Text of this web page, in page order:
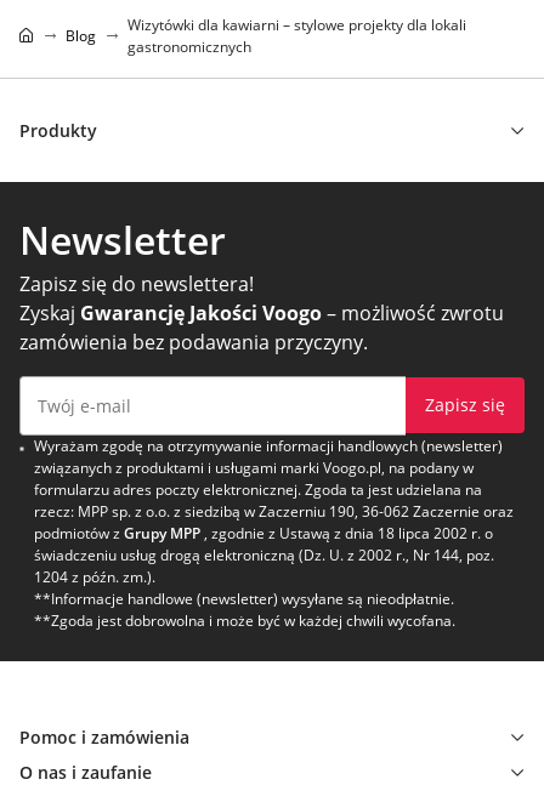
Blog
Wizytówki dla kawiarni – stylowe projekty dla lokali
gastronomicznych
Produkty
Newsletter
Zapisz się do newslettera!
Zyskaj Gwarancję Jakości Voogo– możliwość zwrotu
zamówienia bez podawania przyczyny.
Zapisz się
Wyrażam zgodę na otrzymywanie informacji handlowych (newsletter)
związanych z produktami i usługami marki Voogo.pl, na podany w
formularzu adres poczty elektronicznej. Zgoda ta jest udzielana na
rzecz: MPP sp. z o.o. z siedzibą w Zaczerniu 190, 36-062 Zaczernie oraz
podmiotów z Grupy MPP , zgodnie z Ustawą z dnia 18 lipca 2002 r. o
świadczeniu usług drogą elektroniczną (Dz. U. z 2002 r., Nr 144, poz.
1204 z późn. zm.).
**Informacje handlowe (newsletter) wysyłane są nieodpłatnie.
**Zgoda jest dobrowolna i może być w każdej chwili wycofana.
Pomoc i zamówienia
O nas i zaufanie